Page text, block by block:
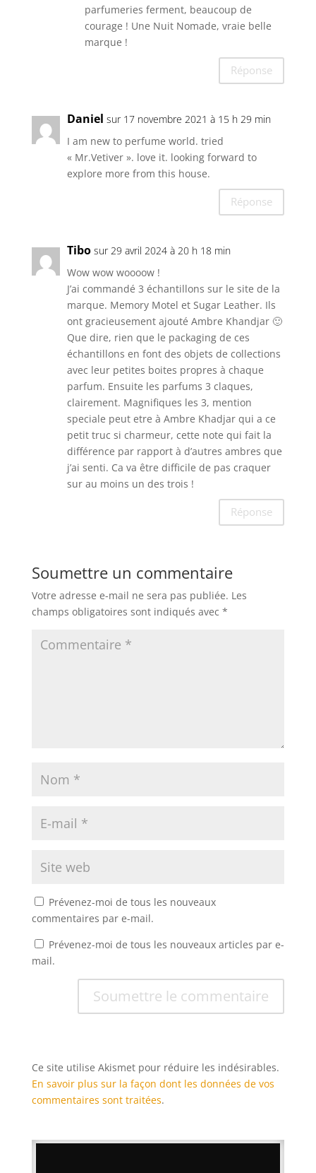
parfumeries ferment, beaucoup de
courage ! Une Nuit Nomade, vraie belle
marque !
Réponse
Daniel sur 17 novembre 2021 à 15 h 29 min
I am new to perfume world. tried
« Mr.Vetiver ». love it. looking forward to
explore more from this house.
Réponse
Tibo sur 29 avril 2024 à 20 h 18 min
Wow wow woooow !
J’ai commandé 3 échantillons sur le site de la
marque. Memory Motel et Sugar Leather. Ils
ont gracieusement ajouté Ambre Khandjar 🙂
Que dire, rien que le packaging de ces
échantillons en font des objets de collections
avec leur petites boites propres à chaque
parfum. Ensuite les parfums 3 claques,
clairement. Magnifiques les 3, mention
speciale peut etre à Ambre Khadjar qui a ce
petit truc si charmeur, cette note qui fait la
différence par rapport à d’autres ambres que
j’ai senti. Ca va être difficile de pas craquer
sur au moins un des trois !
Réponse
Soumettre un commentaire
Votre adresse e-mail ne sera pas publiée. Les
champs obligatoires sont indiqués avec *
Prévenez-moi de tous les nouveaux
commentaires par e-mail.
Prévenez-moi de tous les nouveaux articles par e-
mail.
Soumettre le commentaire
Ce site utilise Akismet pour réduire les indésirables.
En savoir plus sur la façon dont les données de vos
commentaires sont traitées.